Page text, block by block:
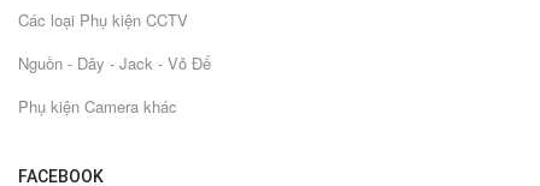
Các loại Phụ kiện CCTV
Nguồn - Dây - Jack - Vỏ Đế
Phụ kiện Camera khác
FACEBOOK